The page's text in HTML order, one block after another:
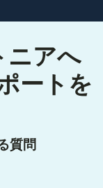
ニアへ
ートを
質問